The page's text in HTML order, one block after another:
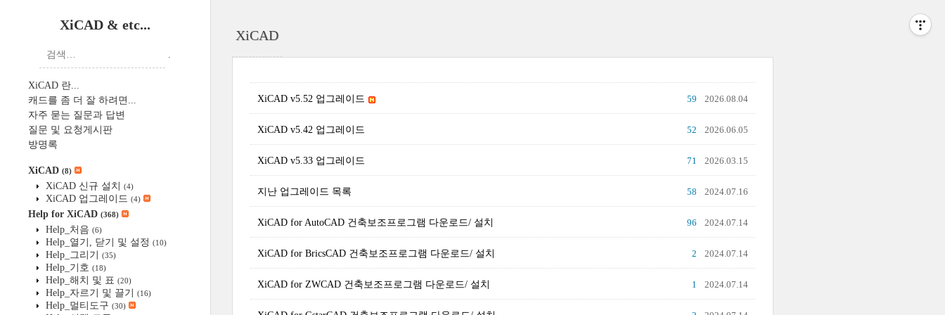
XiCAD & etc...
.
XiCAD 란...
캐드를 좀 더 잘 하려면...
자주 묻는 질문과 답변
질문 및 요청게시판
방명록
XiCAD (8)
XiCAD 신규 설치 (4)
XiCAD 업그레이드 (4)
Help for XiCAD (368)
Help_처음 (6)
Help_열기, 닫기 및 설정 (10)
Help_그리기 (35)
Help_기호 (18)
Help_해치 및 표 (20)
Help_자르기 및 끌기 (16)
Help_멀티도구 (30)
XiCAD
XiCAD v5.52 업그레이드 2026.08.04
59
XiCAD v5.42 업그레이드 2026.06.05
52
XiCAD v5.33 업그레이드 2026.03.15
71
지난 업그레이드 목록 2024.07.16
58
XiCAD for AutoCAD 건축보조프로그램 다운로드/ 설치 2024.07.14
96
XiCAD for BricsCAD 건축보조프로그램 다운로드/ 설치 2024.07.14
2
XiCAD for ZWCAD 건축보조프로그램 다운로드/ 설치 2024.07.14
1